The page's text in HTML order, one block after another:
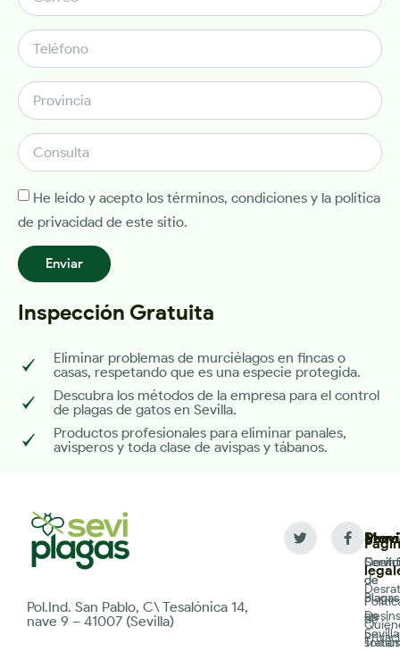
He leído y acepto los términos, condiciones y la política
de privacidad de este sitio.
Enviar
Inspección Gratuita
Eliminar problemas de murciélagos en fincas o
casas, respetando que es una especie protegida.
Descubra los métodos de la empresa para el control
de plagas de gatos en Sevilla.
Productos profesionales para eliminar panales,
avisperos y toda clase de avispas y tábanos.
Pol.Ind. San Pablo, C\ Tesalónica 14,
nave 9 – 41007 (Sevilla)
de
plagas
somos
de
Plagas
en
Sevilla
de